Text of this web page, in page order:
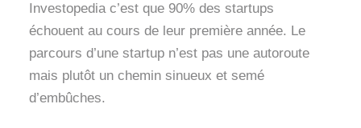
Investopedia c’est que 90% des startups
échouent au cours de leur première année. Le
parcours d’une startup n’est pas une autoroute
mais plutôt un chemin sinueux et semé
d’embûches.